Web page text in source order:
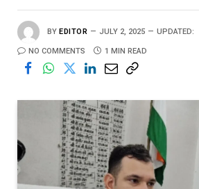
BY EDITOR JULY 2, 2025 UPDATED:
NO COMMENTS 1 MIN READ